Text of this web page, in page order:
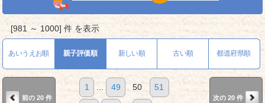
[981 ～ 1000] 件 を表示
あいうえお順 親子評価順 新しい順 古い順 都道府県順
前の 20 件
1 ... 49 50 51
次の 20 件